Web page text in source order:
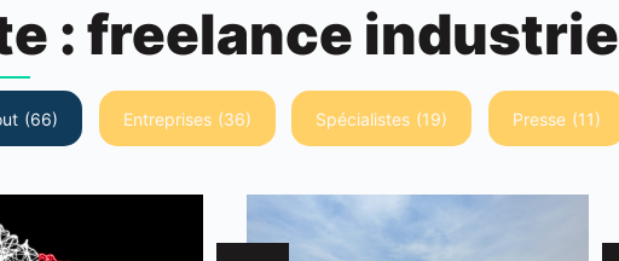
:freelance industrie
(66) Entreprises (36) Spécialistes (19) Presse (11)